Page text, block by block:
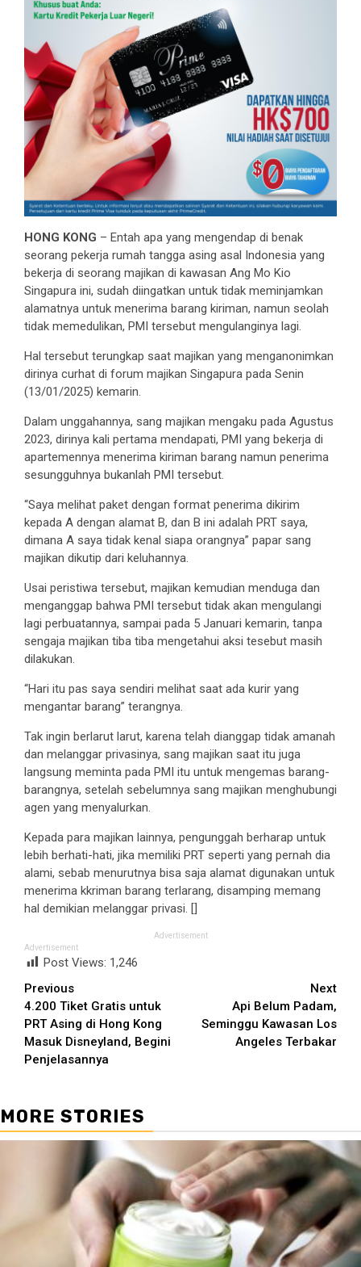
HONG KONG – Entah apa yang mengendap di benak
seorang pekerja rumah tangga asing asal Indonesia yang
bekerja di seorang majikan di kawasan Ang Mo Kio
Singapura ini, sudah diingatkan untuk tidak meminjamkan
alamatnya untuk menerima barang kiriman, namun seolah
tidak memedulikan, PMI tersebut mengulanginya lagi.
Hal tersebut terungkap saat majikan yang menganonimkan
dirinya curhat di forum majikan Singapura pada Senin
(13/01/2025) kemarin.
Dalam unggahannya, sang majikan mengaku pada Agustus
2023, dirinya kali pertama mendapati, PMI yang bekerja di
apartemennya menerima kiriman barang namun penerima
sesungguhnya bukanlah PMI tersebut.
“Saya melihat paket dengan format penerima dikirim
kepada A dengan alamat B, dan B ini adalah PRT saya,
dimana A saya tidak kenal siapa orangnya” papar sang
majikan dikutip dari keluhannya.
Usai peristiwa tersebut, majikan kemudian menduga dan
menganggap bahwa PMI tersebut tidak akan mengulangi
lagi perbuatannya, sampai pada 5 Januari kemarin, tanpa
sengaja majikan tiba tiba mengetahui aksi tesebut masih
dilakukan.
“Hari itu pas saya sendiri melihat saat ada kurir yang
mengantar barang” terangnya.
Tak ingin berlarut larut, karena telah dianggap tidak amanah
dan melanggar privasinya, sang majikan saat itu juga
langsung meminta pada PMI itu untuk mengemas barang-
barangnya, setelah sebelumnya sang majikan menghubungi
agen yang menyalurkan.
Kepada para majikan lainnya, pengunggah berharap untuk
lebih berhati-hati, jika memiliki PRT seperti yang pernah dia
alami, sebab menurutnya bisa saja alamat digunakan untuk
menerima kkriman barang terlarang, disamping memang
hal demikian melanggar privasi. []
Advertisement
Advertisement
Post Views: 1,246
Continue
Reading
Previous
4.200 Tiket Gratis untuk
PRT Asing di Hong Kong
Masuk Disneyland, Begini
Penjelasannya
Next
Api Belum Padam,
Seminggu Kawasan Los
Angeles Terbakar
MORE STORIES